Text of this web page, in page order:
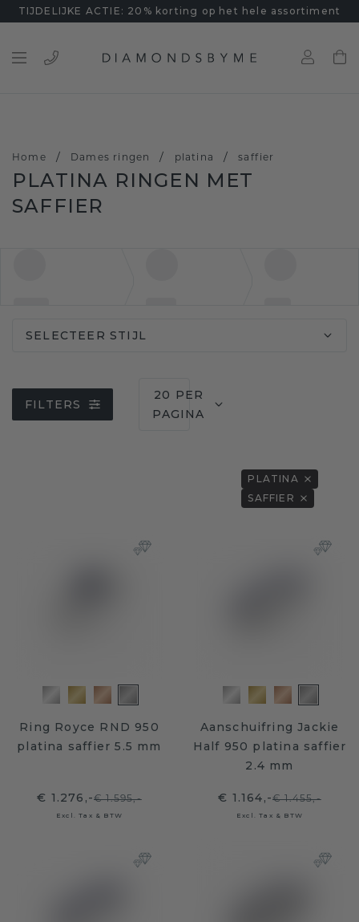
TIJDELIJKE ACTIE: 20% korting op het hele assortiment
Home / Dames ringen / platina / saffier
PLATINA RINGEN MET
SAFFIER
SELECTEER STIJL
FILTERS
20 PER
PAGINA
PLATINA
SAFFIER
Ring Royce RND 950
platina saffier 5.5 mm
€ 1.276,-€ 1.595,-
Excl. Tax & BTW
Aanschuifring Jackie
Half 950 platina saffier
2.4 mm
€ 1.164,-€ 1.455,-
Excl. Tax & BTW